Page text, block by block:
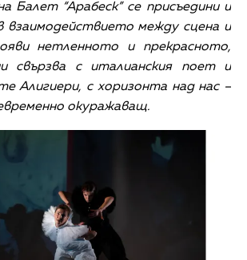
Балет “Арабеск” се присъедини и
взаимодействието между сцена и
нетленното и прекрасното,
свързва с италианския поет и
Алигиери, с хоризонта над нас –
окуражаващ.